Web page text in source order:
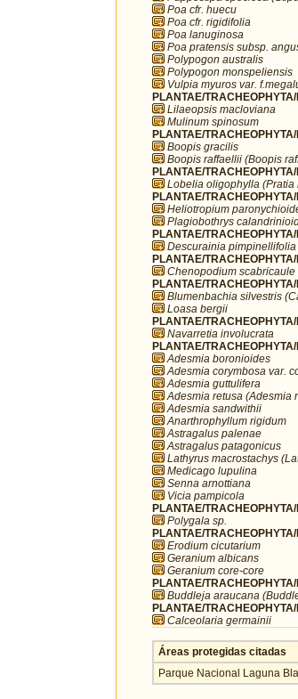
Poa cfr. huecu
Poa cfr. rigidifolia
Poa lanuginosa
Poa pratensis subsp.
Polypogon australis
Polypogon monspeliensis
Vulpia myuros var.
PLANTAE/
Lilaeopsis macloviana
Mulinum spinosum
PLANTAE/
Boopis gracilis
Boopis raffaellii (Boopis
PLANTAE/
Lobelia oligophylla (Pratia
PLANTAE/
Heliotropium
Plagiobothrys
PLANTAE/
Descurainia pimpinellifolia
PLANTAE/
Chenopodium scabricaule
PLANTAE/
Blumenbachia silvestris
Loasa bergii
PLANTAE/
Navarretia involucrata
PLANTAE/
Adesmia boronioides
Adesmia corymbosa var.
Adesmia guttulifera
Adesmia retusa (Adesmia
Adesmia sandwithii
Anarthrophyllum rigidum
Astragalus palenae
Astragalus patagonicus
Lathyrus macrostachys
Medicago lupulina
Senna arnottiana
Vicia pampicola
PLANTAE/
Polygala sp.
PLANTAE/
Erodium cicutarium
Geranium albicans
Geranium core-core
PLANTAE/
Buddleja araucana
PLANTAE/
Calceolaria germainii
Áreas protegidas citadas
Parque Nacional Laguna